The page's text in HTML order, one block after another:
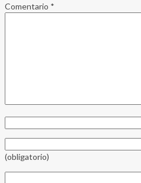
Comentario *
(obligatorio)